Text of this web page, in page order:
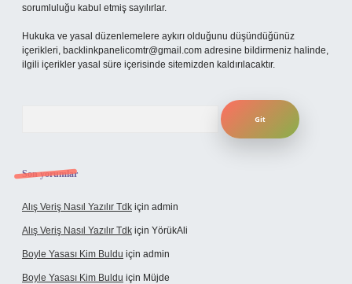
sorumluluğu kabul etmiş sayılırlar.
Hukuka ve yasal düzenlemelere aykırı olduğunu düşündüğünüz
içerikleri, backlinkpanelicomtr@gmail.com adresine bildirmeniz halinde,
ilgili içerikler yasal süre içerisinde sitemizden kaldırılacaktır.
Son yorumlar
Alış Veriş Nasıl Yazılır Tdk için admin
Alış Veriş Nasıl Yazılır Tdk için YörükAli
Boyle Yasası Kim Buldu için admin
Boyle Yasası Kim Buldu için Müjde